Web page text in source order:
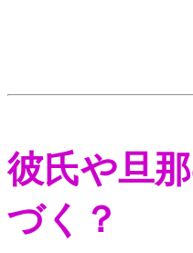
彼氏や旦
づく？